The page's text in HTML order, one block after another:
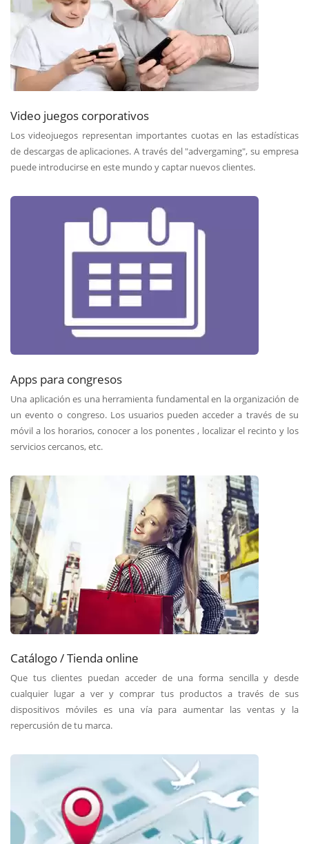
Video juegos corporativos
Los videojuegos representan importantes cuotas en las estadísticas
de descargas de aplicaciones. A través del "advergaming", su empresa
puede introducirse en este mundo y captar nuevos clientes.
Apps para congresos
Una aplicación es una herramienta fundamental en la organización de
un evento o congreso. Los usuarios pueden acceder a través de su
móvil a los horarios, conocer a los ponentes , localizar el recinto y los
servicios cercanos, etc.
Catálogo / Tienda online
Que tus clientes puedan acceder de una forma sencilla y desde
cualquier lugar a ver y comprar tus productos a través de sus
dispositivos móviles es una vía para aumentar las ventas y la
repercusión de tu marca.